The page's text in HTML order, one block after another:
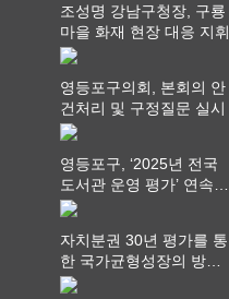
조성명 강남구청장, 구룡
마을 화재 현장 대응 지휘
영등포구의회, 본회의 안
건처리 및 구정질문 실시
영등포구, ‘2025년 전국
도서관 운영 평가’ 연속
최고 영예 장관상에서 ‘대
자치분권 30년 평가를 통
한 국가균형성장의 방향
과 과제 논의